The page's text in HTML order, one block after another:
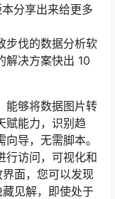
分享出来给更多
步伐的数据分析软
解决方案快出 10
能够将数据图片转
赋能力，识别趋
导，无需脚本。
访问，可视化和
面，您可以发现
见解，即使处于